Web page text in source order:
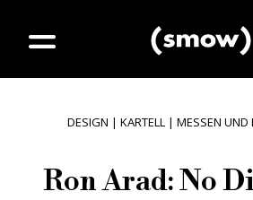
DESIGN | KARTELL | MESSEN UND
Ron Arad: No